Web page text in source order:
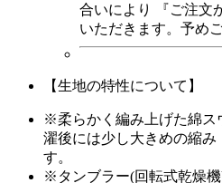
合いにより
『ご注文
いただきます。予め
【生地の特性について】
※柔らかく編み上げた綿ス
濯後には少し大きめの縮み
す。
※タンブラー(回転式乾燥